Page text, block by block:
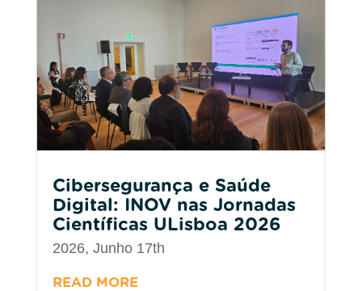
Cibersegurança e Saúde
Digital: INOV nas Jornadas
Científicas ULisboa 2026
2026, Junho 17th
READ MORE